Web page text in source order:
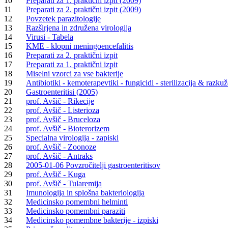
11
Preparati za 2. praktični izpit (2009)
12
Povzetek parazitologije
13
Razširjena in združena virologija
14
Virusi - Tabela
15
KME - klopni meningoencefalitis
16
Preparati za 2. praktični izpit
17
Preparati za 1. praktični izpit
18
Miselni vzorci za vse bakterije
19
Antibiotiki - kemoterapevtiki - fungicidi - sterilizacija &
20
Gastroenteritisi (2005)
21
prof. Avšič - Rikecije
22
prof. Avšič - Listerioza
23
prof. Avšič - Bruceloza
24
prof. Avšič - Bioterorizem
25
Specialna virologija - zapiski
26
prof. Avšič - Zoonoze
27
prof. Avšič - Antraks
28
2005-01-06 Povzročitelji gastroenteritisov
29
prof. Avšič - Kuga
30
prof. Avšič - Tularemija
31
Imunologija in splošna bakteriologija
32
Medicinsko pomembni helminti
33
Medicinsko pomembni paraziti
34
Medicinsko pomembne bakterije - izpiski